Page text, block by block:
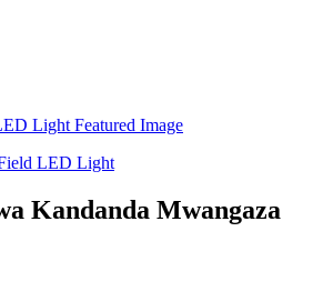
Kandanda Mwangaza